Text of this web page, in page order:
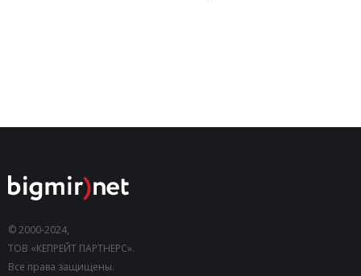
© 2000-2024,
ТОВ «КЕПРЕЙТ ПАРТНЕРС».
Все права защищены.